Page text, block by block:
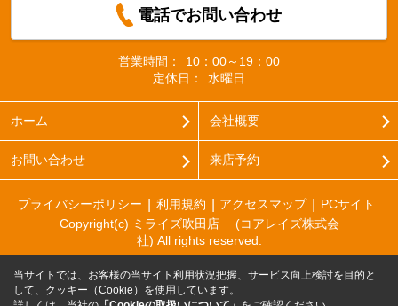
電話でお問い合わせ
営業時間：
10：00～19：00
定休日：
水曜日
ホーム 会社概要
お問い合わせ 来店予約
プライバシーポリシー 利用規約 アクセスマップ
PCサイト
Copyright(c) ミライズ吹田店 (コアレイズ株式会
社) All rights reserved.
当サイトでは、お客様の当サイト利用状況把握、サービス向上検討を目的と
して、クッキー（Cookie）を使用しています。